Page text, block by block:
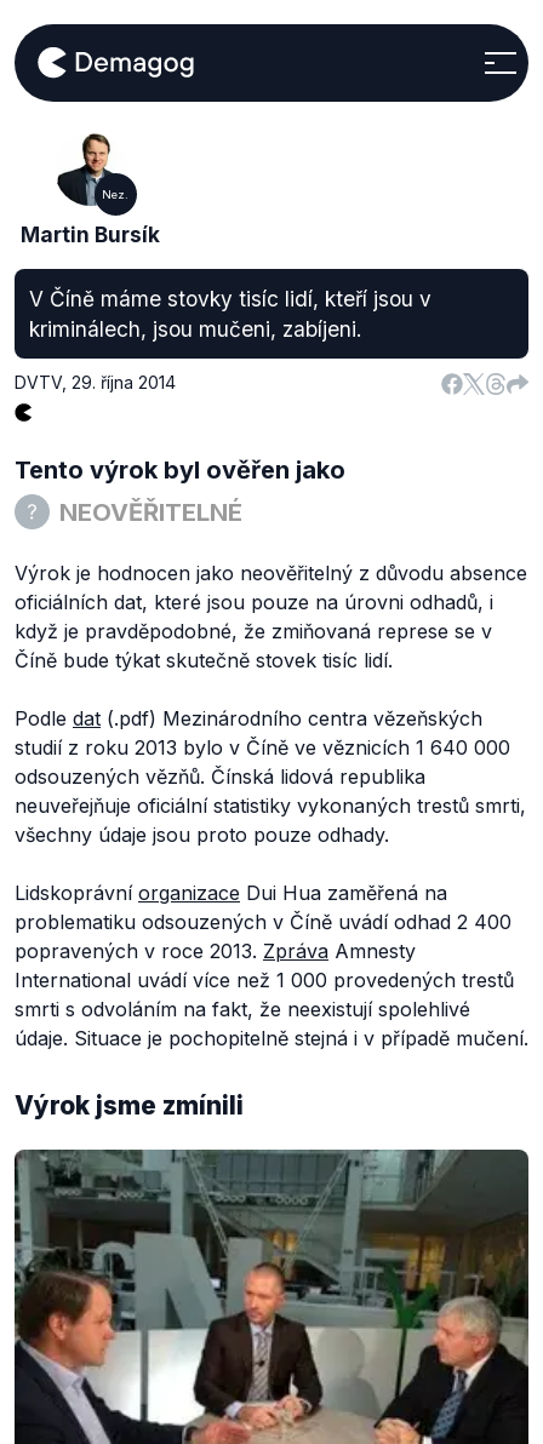
Nez.
Martin Bursík
V Číně máme stovky tisíc lidí, kteří jsou v
kriminálech, jsou mučeni, zabíjeni.
DVTV, 29. října 2014
Tento výrok byl ověřen jako
NEOVĚŘITELNÉ
Výrok je hodnocen jako neověřitelný z důvodu absence
oficiálních dat, které jsou pouze na úrovni odhadů, i
když je pravděpodobné, že zmiňovaná represe se v
Číně bude týkat skutečně stovek tisíc lidí.
Podle dat (.pdf) Mezinárodního centra vězeňských
studií z roku 2013 bylo v Číně ve věznicích 1 640 000
odsouzených vězňů. Čínská lidová republika
neuveřejňuje oficiální statistiky vykonaných trestů smrti,
všechny údaje jsou proto pouze odhady.
Lidskoprávní organizace Dui Hua zaměřená na
problematiku odsouzených v Číně uvádí odhad 2 400
popravených v roce 2013. Zpráva Amnesty
International uvádí více než 1 000 provedených trestů
smrti s odvoláním na fakt, že neexistují spolehlivé
údaje. Situace je pochopitelně stejná i v případě mučení.
Výrok jsme zmínili